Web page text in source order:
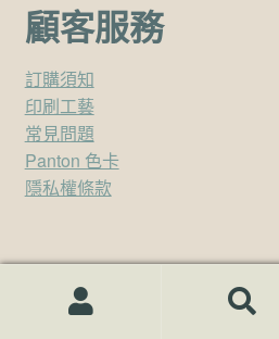
顧客服務
訂購須知
印刷工藝
常見問題
Panton 色卡
隱私權條款
禮品客製贊助廠商
搜尋關鍵字: